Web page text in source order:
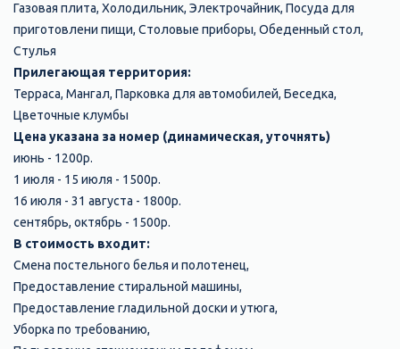
Газовая плита, Холодильник, Электрочайник, Посуда для
приготовлени пищи, Столовые приборы, Обеденный стол,
Стулья
Прилегающая территория:
Терраса, Мангал, Парковка для автомобилей, Беседка,
Цветочные клумбы
Цена указана за номер (динамическая, уточнять)
июнь - 1200р.
1 июля - 15 июля - 1500р.
16 июля - 31 августа - 1800р.
сентябрь, октябрь - 1500р.
В стоимость входит:
Смена постельного белья и полотенец,
Предоставление стиральной машины,
Предоставление гладильной доски и утюга,
Уборка по требованию,